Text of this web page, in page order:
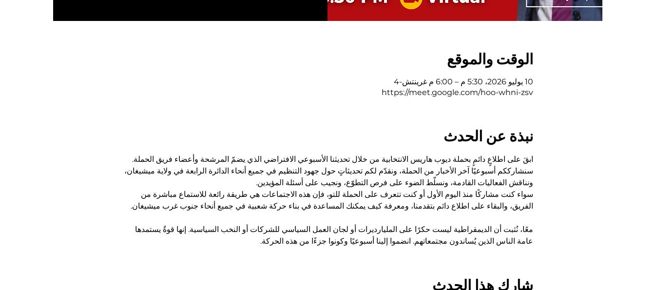
الوقت والموقع
10 يوليو 2026، 5:30 م – 6:00 م غرينتش-4
https://meet.google.com/hoo-whni-zsv
نبذة عن الحدث
ابقَ على اطلاعٍ دائمٍ بحملة ديوب هاريس الانتخابية من خلال تحديثنا الأسبوعي الافتراضي الذي يضمّ المرشحة وأعضاء فريق الحملة.
سنشارككم أسبوعيًا آخر الأخبار من الحملة، ونقدّم لكم تحديثاتٍ حول جهود التنظيم في جميع أنحاء الدائرة الرابعة في ولاية ميشيغان،
ونناقش الفعاليات القادمة، ونسلّط الضوء على فرص التطوّع، ونجيب على أسئلة المؤيدين.
سواء كنت مشاركًا منذ اليوم الأول أو كنت تتعرف على الحملة للتو، فإن هذه الاجتماعات هي طريقة رائعة للاستماع مباشرة من
الفريق، والبقاء على اطلاع دائم بتقدمنا، ومعرفة كيف يمكنك المساعدة في بناء حركة شعبية في جميع أنحاء جنوب غرب ميشيغان.
معًا، نُثبت أن الديمقراطية ليست حكرًا على المليارديرات أو لجان العمل السياسي للشركات أو النخب السياسية. إنها قوةٌ يستمدها
عامة الناس الذين يُساندون مجتمعاتهم. انضموا إلينا أسبوعيًا وكونوا جزءًا من هذه الحركة.
شارِك هذا الحدث